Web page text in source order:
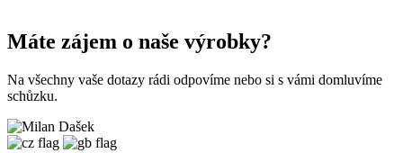
Máte zájem o naše výrobky?
Na všechny vaše dotazy rádi odpovíme nebo si s vámi domluvíme
schůzku.